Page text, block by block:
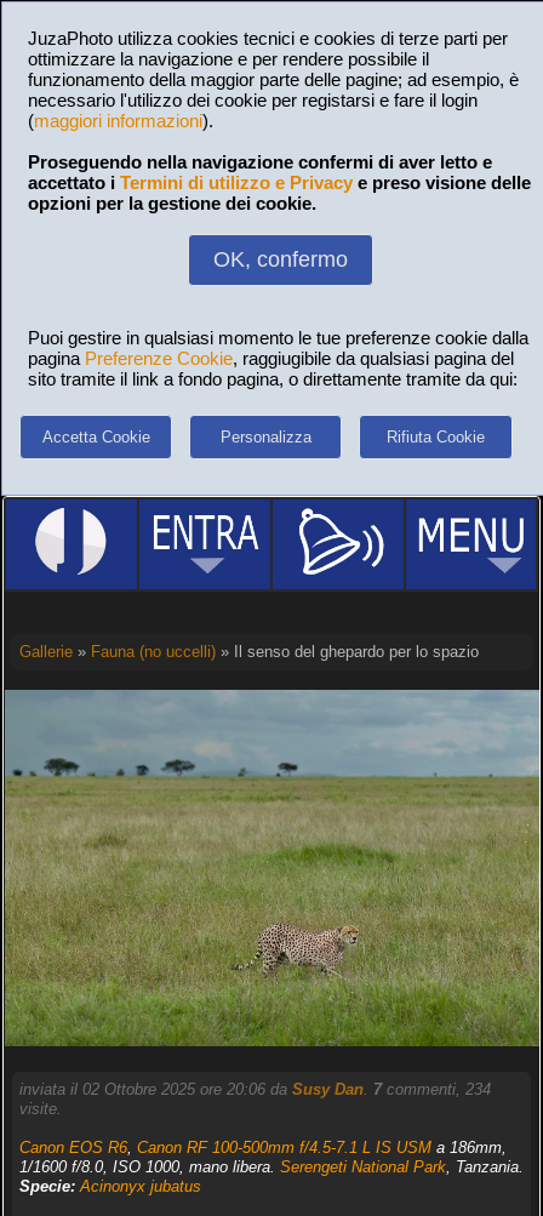
JuzaPhoto utilizza cookies tecnici e cookies di terze parti per
ottimizzare la navigazione e per rendere possibile il
funzionamento della maggior parte delle pagine; ad esempio, è
necessario l'utilizzo dei cookie per registarsi e fare il login
(maggiori informazioni).
Proseguendo nella navigazione confermi di aver letto e
accettato i Termini di utilizzo e Privacy e preso visione delle
opzioni per la gestione dei cookie.
OK, confermo
Puoi gestire in qualsiasi momento le tue preferenze cookie dalla
pagina Preferenze Cookie, raggiugibile da qualsiasi pagina del
sito tramite il link a fondo pagina, o direttamente tramite da qui:
Accetta Cookie Personalizza Rifiuta Cookie
Gallerie» Fauna (no uccelli)» Il senso del ghepardo per lo spazio
inviata il 02 Ottobre 2025 ore 20:06 da Susy Dan. 7commenti, 234
visite.
Canon EOS R6, Canon RF 100-500mm f/4.5-7.1 L IS USMa 186mm,
1/1600 f/8.0, ISO 1000, mano libera. Serengeti National Park, Tanzania.
Specie: Acinonyx jubatus